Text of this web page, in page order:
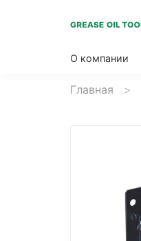
О компании
Главная